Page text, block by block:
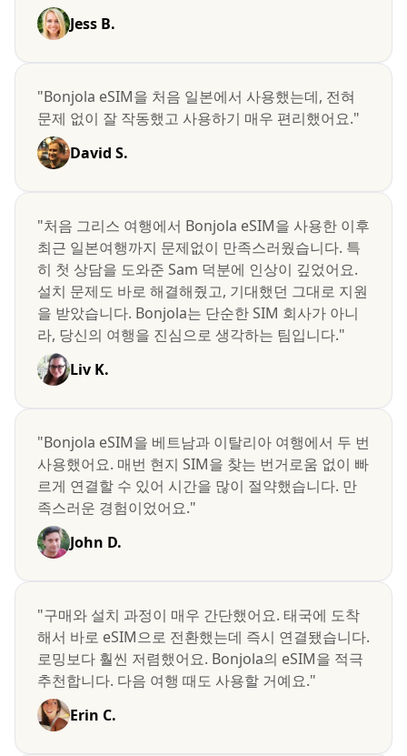
Jess B.
"Bonjola eSIM을 처음 일본에서 사용했는데, 전혀
문제 없이 잘 작동했고 사용하기 매우 편리했어요."
David S.
"처음 그리스 여행에서 Bonjola eSIM을 사용한 이후
최근 일본여행까지 문제없이 만족스러웠습니다. 특
히 첫 상담을 도와준 Sam 덕분에 인상이 깊었어요.
설치 문제도 바로 해결해줬고, 기대했던 그대로 지원
을 받았습니다. Bonjola는 단순한 SIM 회사가 아니
라, 당신의 여행을 진심으로 생각하는 팀입니다."
Liv K.
"Bonjola eSIM을 베트남과 이탈리아 여행에서 두 번
사용했어요. 매번 현지 SIM을 찾는 번거로움 없이 빠
르게 연결할 수 있어 시간을 많이 절약했습니다. 만
족스러운 경험이었어요."
John D.
"구매와 설치 과정이 매우 간단했어요. 태국에 도착
해서 바로 eSIM으로 전환했는데 즉시 연결됐습니다.
로밍보다 훨씬 저렴했어요. Bonjola의 eSIM을 적극
추천합니다. 다음 여행 때도 사용할 거예요."
Erin C.